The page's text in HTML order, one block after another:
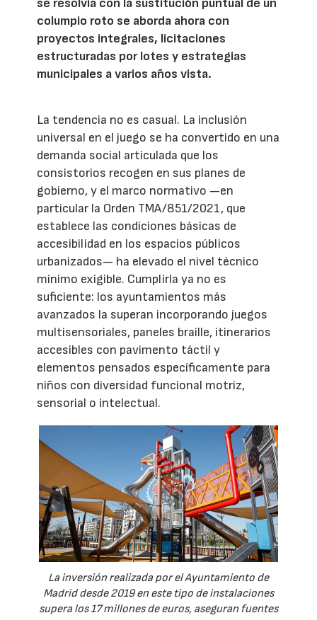
columpio roto se aborda ahora con
proyectos integrales, licitaciones
estructuradas por lotes y estrategias
municipales a varios años vista.
La tendencia no es casual. La inclusión
universal en el juego se ha convertido en una
demanda social articulada que los
consistorios recogen en sus planes de
gobierno, y el marco normativo —en
particular la Orden TMA/851/2021, que
establece las condiciones básicas de
accesibilidad en los espacios públicos
urbanizados— ha elevado el nivel técnico
mínimo exigible. Cumplirla ya no es
suficiente: los ayuntamientos más
avanzados la superan incorporando juegos
multisensoriales, paneles braille, itinerarios
accesibles con pavimento táctil y
elementos pensados específicamente para
niños con diversidad funcional motriz,
sensorial o intelectual.
La inversión realizada por el Ayuntamiento de
Madrid desde 2019 en este tipo de instalaciones
supera los 17 millones de euros, aseguran fuentes